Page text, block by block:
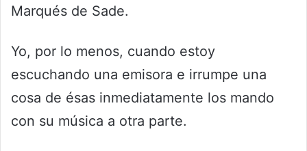
Marqués de Sade.
Yo, por lo menos, cuando estoy
escuchando una emisora e irrumpe una
cosa de ésas inmediatamente los mando
con su música a otra parte.